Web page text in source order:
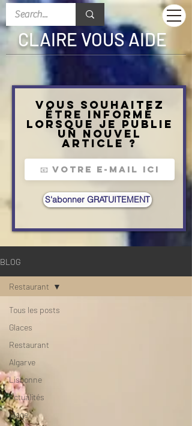
CLAIRE VOUS AIDE
Vous souhaitez
être informé
lorsque je publie
un nouvel
article ?
S'abonner GRATUITEMENT
BLOG
Tous les posts
Glaces
Restaurant
Algarve
Lisbonne
Actualités
Plage
Restaurant